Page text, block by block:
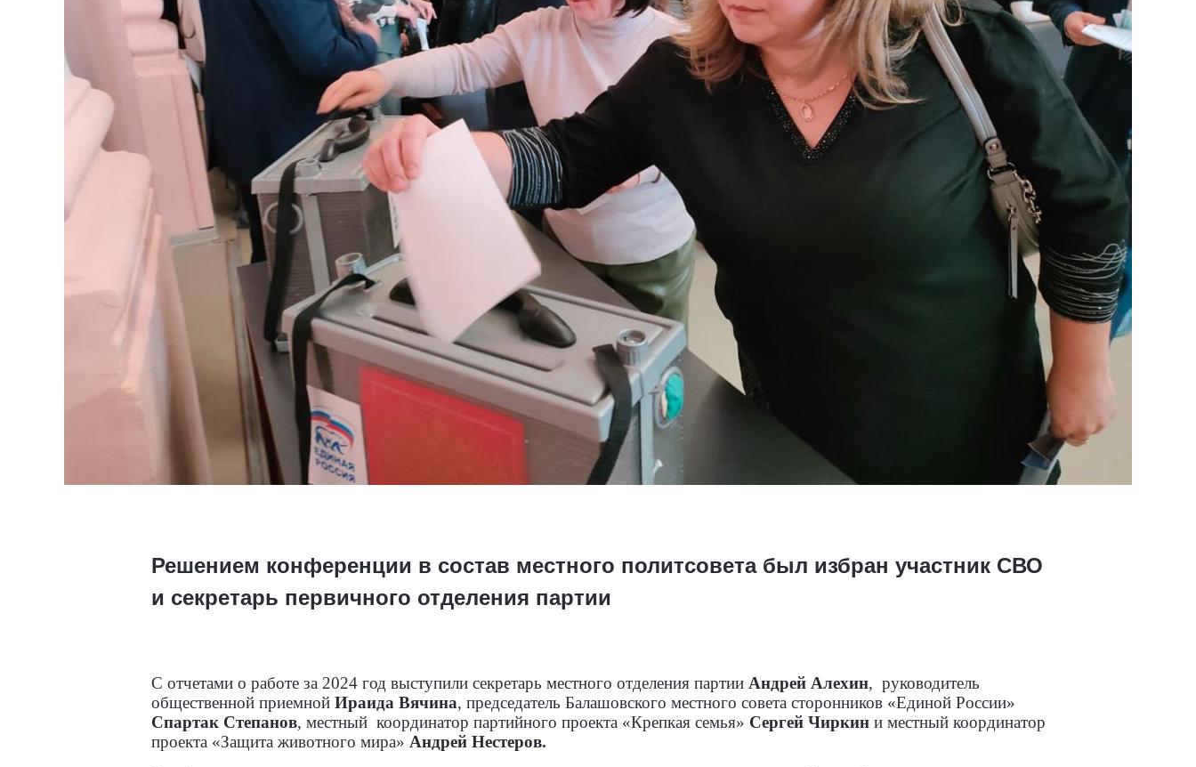
Решением конференции в состав местного политсовета был избран участник СВО
и секретарь первичного отделения партии
С отчетами о работе за 2024 год выступили секретарь местного отделения партии Андрей Алехин, руководитель
общественной приемной Ираида Вячина, председатель Балашовского местного совета сторонников «Единой России»
Спартак Степанов, местный координатор партийного проекта «Крепкая семья» Сергей Чиркини местный координатор
проекта «Защита животного мира» Андрей Нестеров.